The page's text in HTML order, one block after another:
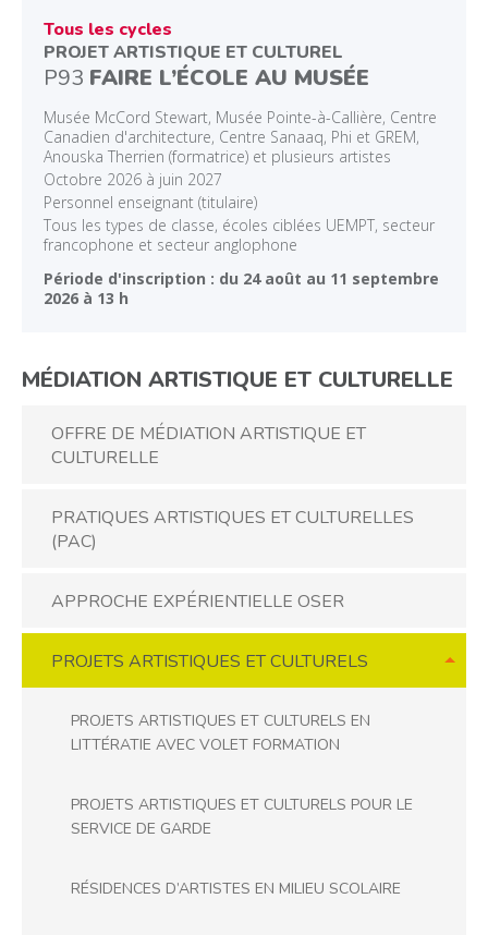
Tous les cycles
PROJET ARTISTIQUE ET CULTUREL
P93 FAIRE L’ÉCOLE AU MUSÉE
Musée McCord Stewart, Musée Pointe-à-Callière, Centre
Canadien d'architecture, Centre Sanaaq, Phi et GREM,
Anouska Therrien (formatrice) et plusieurs artistes
Octobre 2026 à juin 2027
Personnel enseignant (titulaire)
Tous les types de classe, écoles ciblées UEMPT, secteur
francophone et secteur anglophone
Période d'inscription : du 24 août au 11 septembre
2026 à 13 h
MÉDIATION ARTISTIQUE ET CULTURELLE
OFFRE DE MÉDIATION ARTISTIQUE ET
CULTURELLE
PRATIQUES ARTISTIQUES ET CULTURELLES
(PAC)
APPROCHE EXPÉRIENTIELLE OSER
PROJETS ARTISTIQUES ET CULTURELS
PROJETS ARTISTIQUES ET CULTURELS EN
LITTÉRATIE AVEC VOLET FORMATION
PROJETS ARTISTIQUES ET CULTURELS POUR LE
SERVICE DE GARDE
RÉSIDENCES D’ARTISTES EN MILIEU SCOLAIRE